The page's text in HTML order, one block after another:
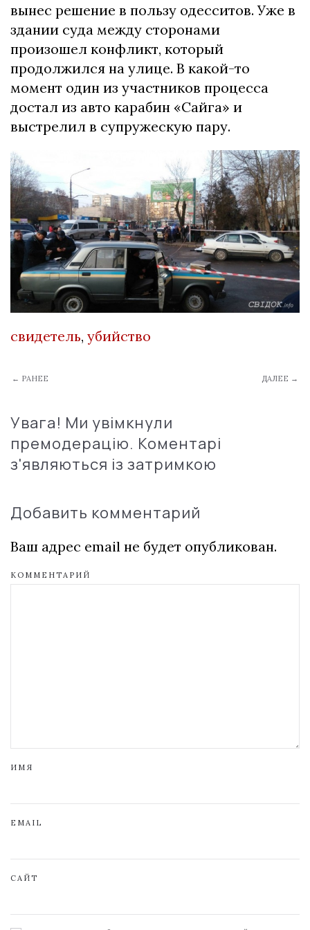
вынес решение в пользу одесситов. Уже в
здании суда между сторонами
произошел конфликт, который
продолжился на улице. В какой-то
момент один из участников процесса
достал из авто карабин «Сайга» и
выстрелил в супружескую пару.
свидетель, убийство
← РАНЕЕ ДАЛЕЕ →
Увага! Ми увімкнули
премодерацію. Коментарі
з'являються із затримкою
Добавить комментарий
Ваш адрес email не будет опубликован.
КОММЕНТАРИЙ
ИМЯ
EMAIL
САЙТ